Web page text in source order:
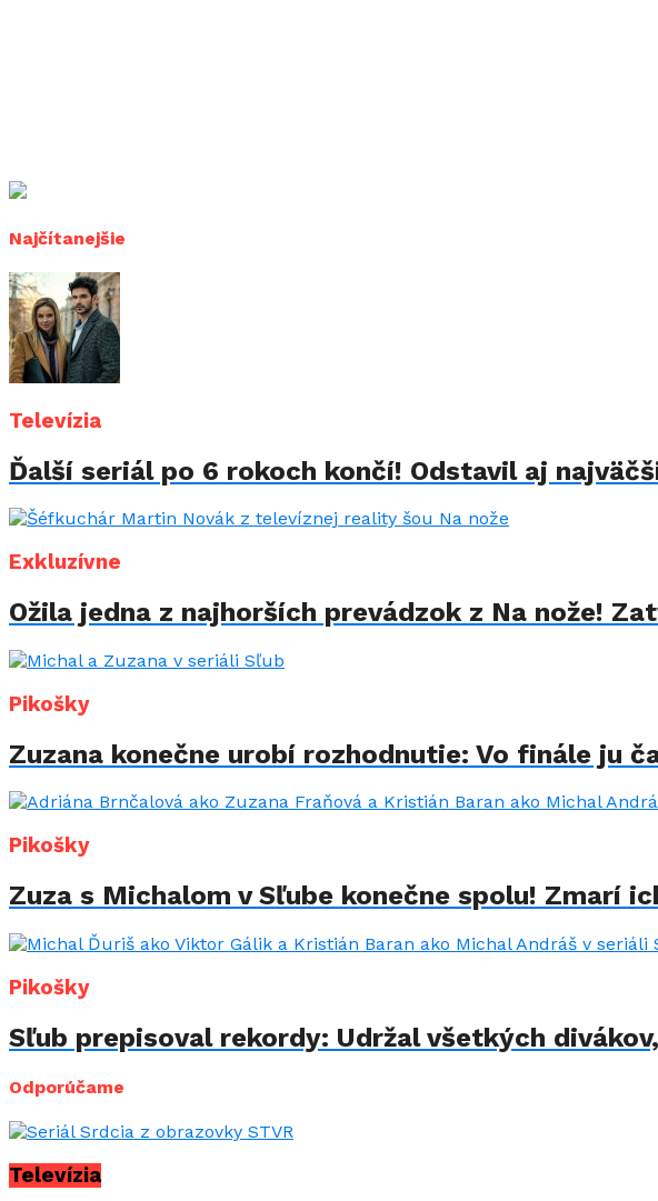
Najčítanejšie
Televízia
Ďalší seriál po 6 rokoch končí! Odstavil aj
Exkluzívne
Ožila jedna z najhorších prevádzok z Na nože!
Pikošky
Zuzana konečne urobí rozhodnutie: Vo finále ju
Pikošky
Zuza s Michalom v Sľube konečne spolu! Zmarí
Pikošky
Sľub prepisoval rekordy: Udržal všetkých
Odporúčame
Televízia